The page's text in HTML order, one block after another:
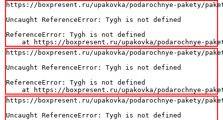
https://boxpresent.ru/upakovka/podarochnye-pakety/
Uncaught ReferenceError: Tygh is not defined
ReferenceError: Tygh is not defined
at https://boxpresent.ru/upakovka/podarochnye-
https://boxpresent.ru/upakovka/podarochnye-pakety/
Uncaught ReferenceError: Tygh is not defined
ReferenceError: Tygh is not defined
at https://boxpresent.ru/upakovka/podarochnye-
https://boxpresent.ru/upakovka/podarochnye-pakety/
Uncaught ReferenceError: Tygh is not defined